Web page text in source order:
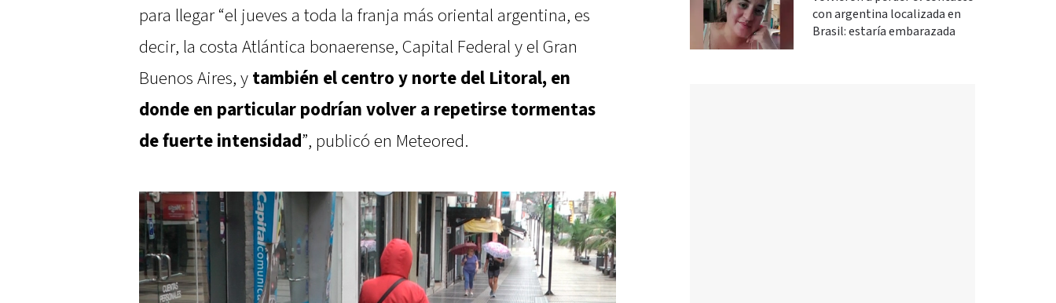
para llegar “el jueves a toda la franja más oriental argentina, es
decir, la costa Atlántica bonaerense, Capital Federal y el Gran
Buenos Aires, y también el centro y norte del Litoral, en
donde en particular podrían volver a repetirse tormentas
de fuerte intensidad”, publicó en Meteored.
con argentina localizada en
Brasil: estaría embarazada